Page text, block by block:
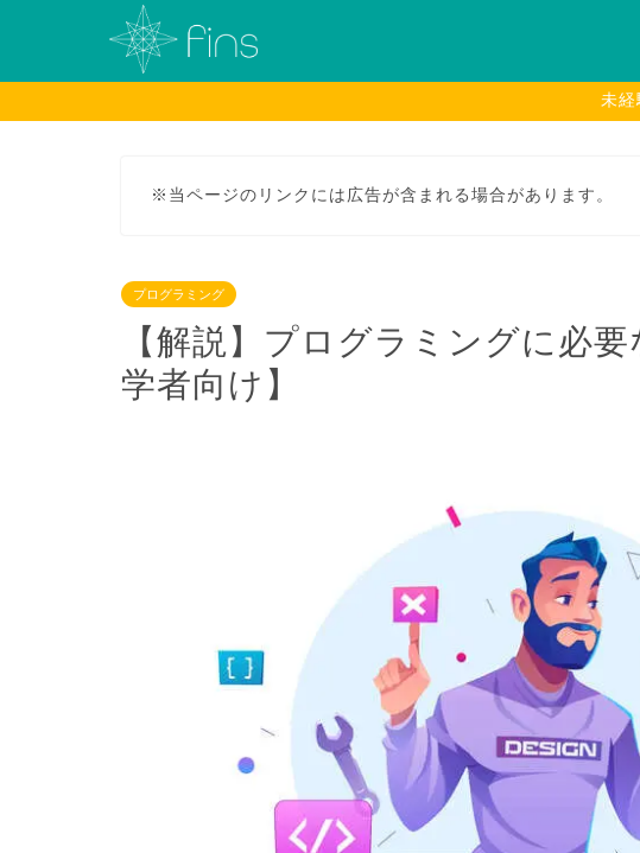
未経
※当ページのリンクには広告が含まれる場合があります。
プログラミング
【解説】プログラミングに必
学者向け】